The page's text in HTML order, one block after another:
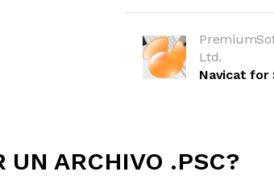
Ltd.
Navicat for
UN ARCHIVO .PSC?